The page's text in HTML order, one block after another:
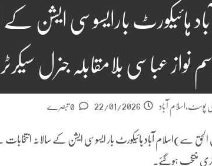
ہائیکورٹ بارایسوسی ایشن
نواز عباسی بلامقابلہ جنرل
پوسٹ،اسلام آباد 22/01/2026
سے)اسلام آباد ہائیکورٹ بار ایسوسی ایشن کے سالانہ انتخابات
منتخب ہوگئے۔